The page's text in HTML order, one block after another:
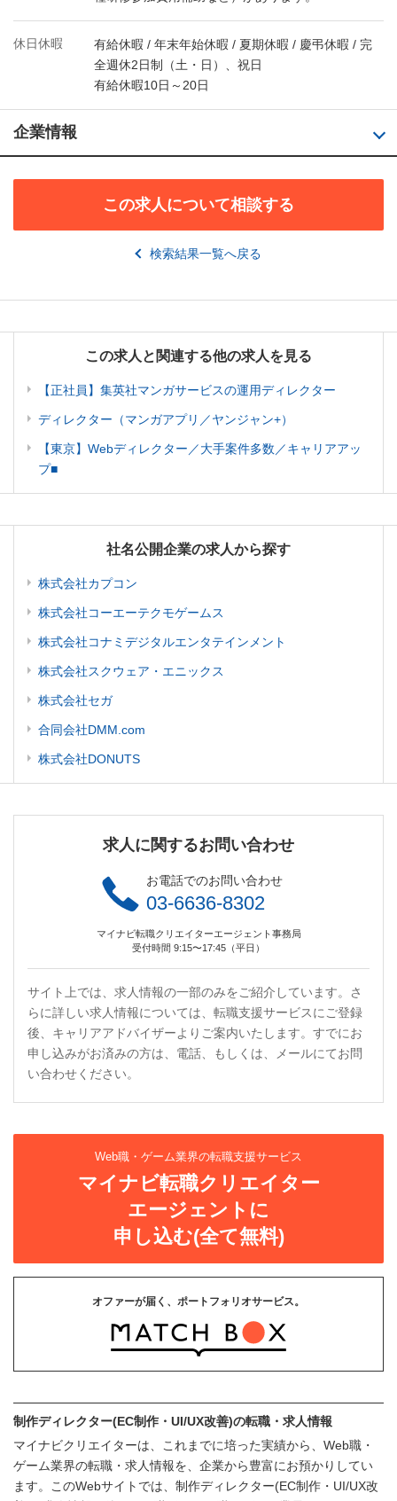
休日休暇
有給休暇 / 年末年始休暇 / 夏期休暇 / 慶弔休暇 / 完
全週休2日制（土・日）、祝日
有給休暇10日～20日
企業情報
この求人について相談する
検索結果一覧へ戻る
この求人と関連する他の求人を見る
【正社員】集英社マンガサービスの運用ディレクター
ディレクター（マンガアプリ／ヤンジャン+）
【東京】Webディレクター／大手案件多数／キャリアアッ
プ■
社名公開企業の求人から探す
株式会社カプコン
株式会社コーエーテクモゲームス
株式会社コナミデジタルエンタテインメント
株式会社スクウェア・エニックス
株式会社セガ
合同会社DMM.com
株式会社DONUTS
求人に関するお問い合わせ
お電話でのお問い合わせ
03-6636-8302
マイナビ転職クリエイターエージェント事務局
受付時間 9:15〜17:45（平日）
サイト上では、求人情報の一部のみをご紹介しています。さ
らに詳しい求人情報については、転職支援サービスにご登録
後、キャリアアドバイザーよりご案内いたします。すでにお
申し込みがお済みの方は、電話、もしくは、メールにてお問
い合わせください。
Web職・ゲーム業界の転職支援サービス
マイナビ転職クリエイター
エージェントに
申し込む(全て無料)
オファーが届く、ポートフォリオサービス。
制作ディレクター(EC制作・UI/UX改善)の転職・求人情報
マイナビクリエイターは、これまでに培った実績から、Web職・
ゲーム業界の転職・求人情報を、企業から豊富にお預かりしてい
ます。このWebサイトでは、制作ディレクター(EC制作・UI/UX改